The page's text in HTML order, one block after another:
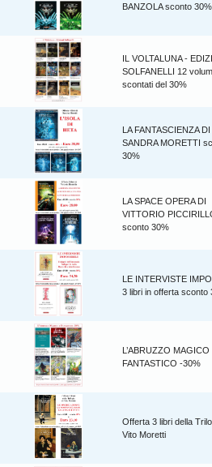
BANZOLA sconto 30%
IL VOLTALUNA -
SOLFANELLI 12
scontati del 30%
LA FANTASCIENZA DI
SANDRA MORETTI
30%
LA SPACE OPERA DI
VITTORIO
sconto 30%
LE INTERVISTE
3 libri in offerta sconto
L’ABRUZZO MAGICO
FANTASTICO -30%
Offerta 3 libri della
Vito Moretti